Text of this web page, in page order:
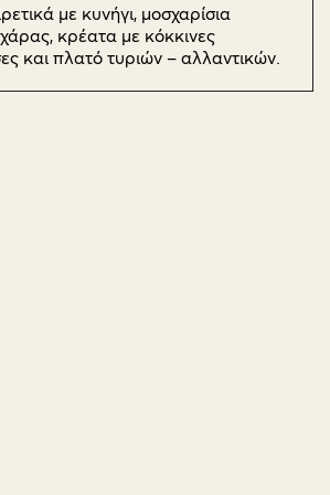
με κυνήγι, μοσχαρίσια
κρέατα με κόκκινες
και πλατό τυριών – αλλαντικών.